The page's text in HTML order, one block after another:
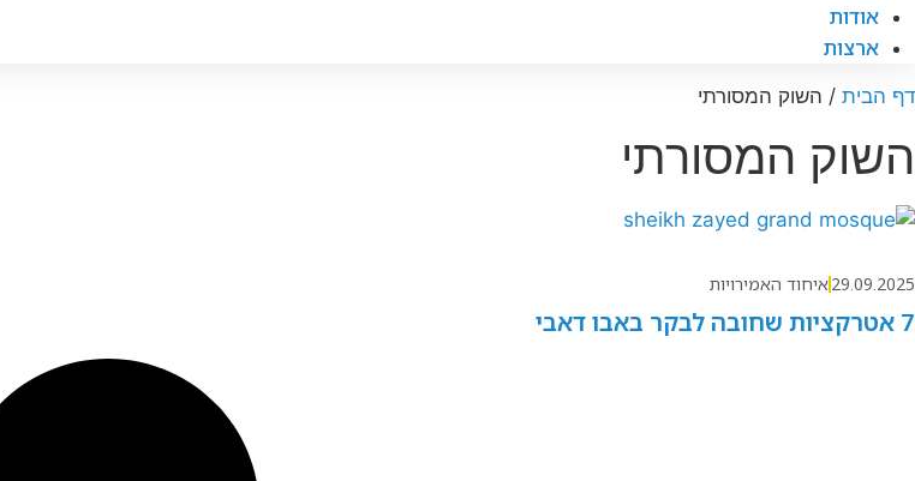
אודות
ארצות
דף הבית / השוק המסורתי
השוק המסורתי
29.09.2025איחוד האמירויות
7 אטרקציות שחובה לבקר באבו דאבי